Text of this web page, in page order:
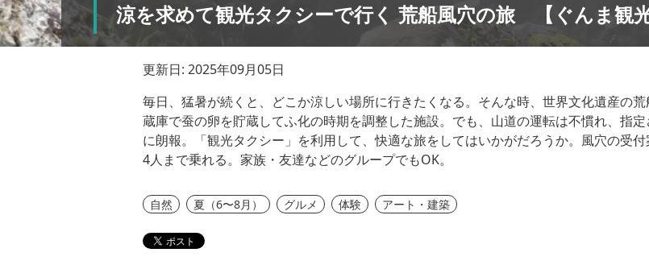
涼を求めて観光タクシーで行く 荒船風穴の旅 【ぐんま観
更新日: 2025年09月05日
毎日、猛暑が続くと、どこか涼しい場所に行きたくなる。そんな時、世界文化遺産の
蔵庫で蚕の卵を貯蔵してふ化の時期を調整した施設。でも、山道の運転は不慣れ、指
に朗報。「観光タクシー」を利用して、快適な旅をしてはいかがだろうか。風穴の受
4人まで乗れる。家族・友達などのグループでもOK。
自然 夏（6〜8月） グルメ 体験 アート・建築